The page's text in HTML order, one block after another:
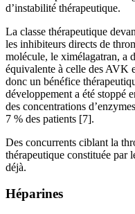
d’instabilité thérapeutique.
La classe thérapeutique
les inhibiteurs directs de
molécule, le ximélagatran, a
équivalente à celle des AVK
donc un bénéfice
développement a été stoppé
des concentrations
7 % des patients [7].
Des concurrents ciblant la
thérapeutique constituée par
déjà.
Héparines